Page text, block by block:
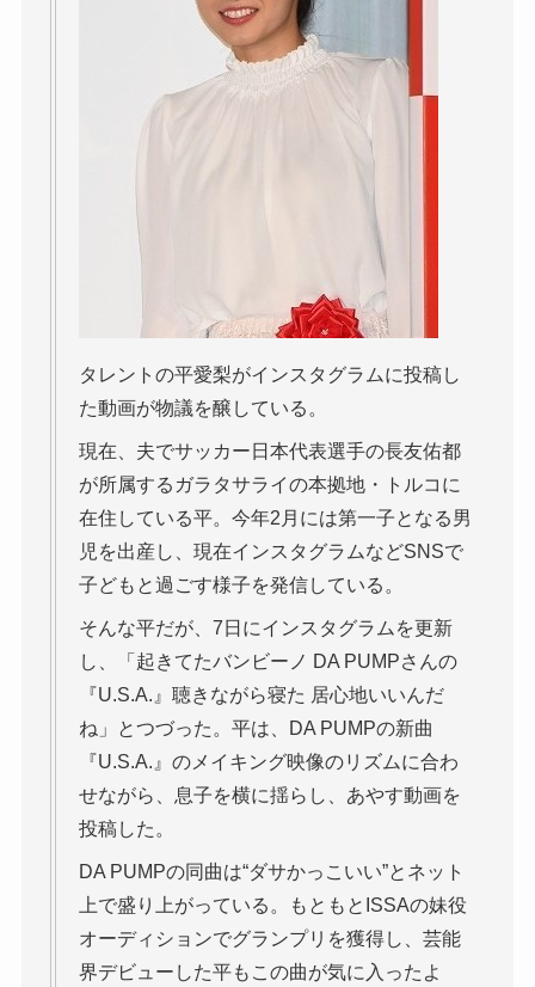
タレントの平愛梨がインスタグラムに投稿し
た動画が物議を醸している。
現在、夫でサッカー日本代表選手の長友佑都
が所属するガラタサライの本拠地・トルコに
在住している平。今年2月には第一子となる男
児を出産し、現在インスタグラムなどSNSで
子どもと過ごす様子を発信している。
そんな平だが、7日にインスタグラムを更新
し、「起きてたバンビーノ DA PUMPさんの
『U.S.A.』聴きながら寝た 居心地いいんだ
ね」とつづった。平は、DA PUMPの新曲
『U.S.A.』のメイキング映像のリズムに合わ
せながら、息子を横に揺らし、あやす動画を
投稿した。
DA PUMPの同曲は“ダサかっこいい”とネット
上で盛り上がっている。もともとISSAの妹役
オーディションでグランプリを獲得し、芸能
界デビューした平もこの曲が気に入ったよ